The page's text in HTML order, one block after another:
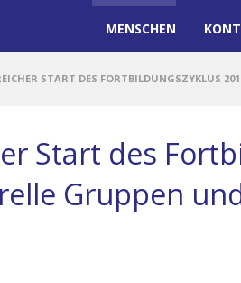
MENSCHEN
START DES FORTBILDUNGSZYKLUS
Start des
Gruppen